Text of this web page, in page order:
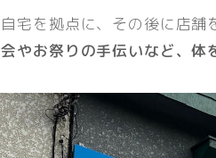
宅を拠点に、その後に店舗
やお祭りの手伝いなど、体